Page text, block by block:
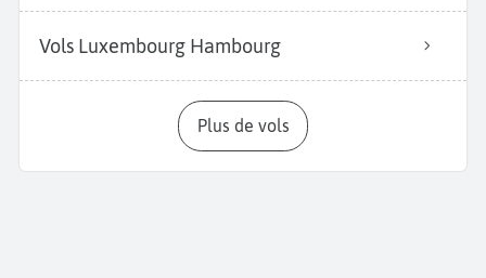
Vols Luxembourg Hambourg
Plus de vols